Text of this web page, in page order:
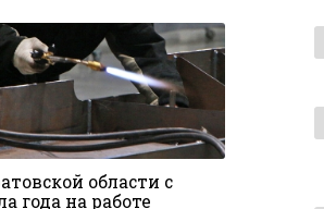
области с
года на работе